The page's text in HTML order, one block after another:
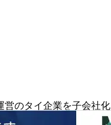
営のタイ企業を子会社化